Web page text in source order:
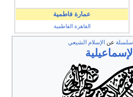
عمارة فاطمية
القاهرة الفاطمية
سلسلة عن الإسلام الشيعي
الإسماعيلية